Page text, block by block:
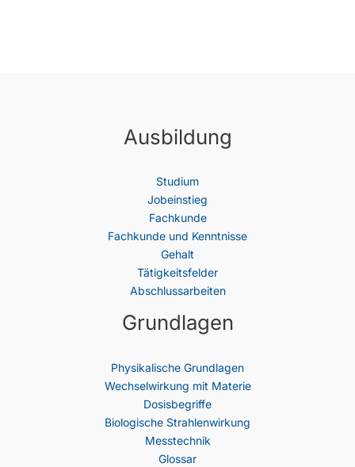
Ausbildung
Studium
Jobeinstieg
Fachkunde
Fachkunde und Kenntnisse
Gehalt
Tätigkeitsfelder
Abschlussarbeiten
Grundlagen
Physikalische Grundlagen
Wechselwirkung mit Materie
Dosisbegriffe
Biologische Strahlenwirkung
Messtechnik
Glossar